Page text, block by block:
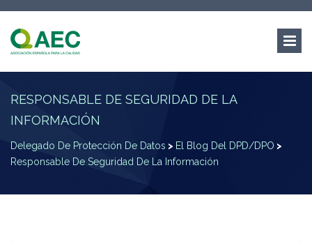
RESPONSABLE DE SEGURIDAD DE LA
INFORMACIÓN
Delegado De Protección De Datos > El Blog Del DPD/DPO >
Responsable De Seguridad De La Información